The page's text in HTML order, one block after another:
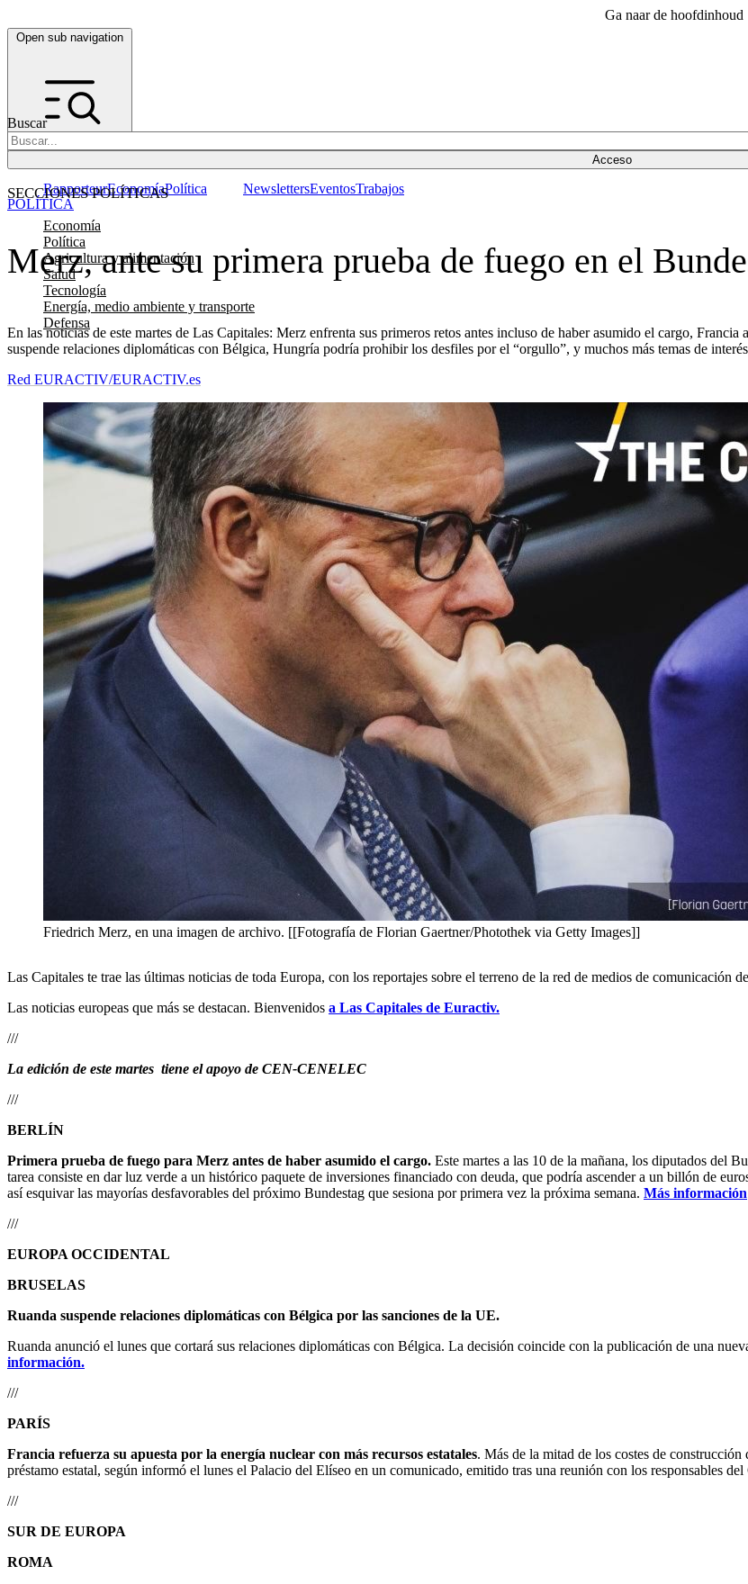
Ga naar de hoofdinhoud
Open sub navigation
Buscar
Acceso
SECCIONES POLÍTICAS
Economía
Política
Agricultura y alimentación
Salud
Tecnología
Energía, medio ambiente y transporte
Defensa
RapporteurEconomíaPolítica NewslettersEventosTrabajos
Merz, ante su primera prueba de fuego en el
En las noticias de este martes de Las Capitales: Merz enfrenta sus primeros retos antes incluso de haber asumido el cargo,
suspende relaciones diplomáticas con Bélgica, Hungría podría prohibir los desfiles por el “orgullo”, y muchos más temas de
POLÍTICA
Red EURACTIV/EURACTIV.es
Friedrich Merz, en una imagen de archivo. [[Fotografía de Florian Gaertner/Photothek via Getty Images]]
Las Capitales te trae las últimas noticias de toda Europa, con los reportajes sobre el terreno de la red de medios de comunicación
Las noticias europeas que más se destacan. Bienvenidos a Las Capitales de Euractiv.
///
La edición de este martes tiene el apoyo de CEN-CENELEC
///
BERLÍN
Primera prueba de fuego para Merz antes de haber asumido el cargo. Este martes a las 10 de la mañana, los diputados del
tarea consiste en dar luz verde a un histórico paquete de inversiones financiado con deuda, que podría ascender a un billón de
así esquivar las mayorías desfavorables del próximo Bundestag que sesiona por primera vez la próxima semana. Más información
///
EUROPA OCCIDENTAL
BRUSELAS
Ruanda suspende relaciones diplomáticas con Bélgica por las sanciones de la UE.
Ruanda anunció el lunes que cortará sus relaciones diplomáticas con Bélgica. La decisión coincide con la publicación de una
información.
///
PARÍS
Francia refuerza su apuesta por la energía nuclear con más recursos estatales. Más de la mitad de los costes de
préstamo estatal, según informó el lunes el Palacio del Elíseo en un comunicado, emitido tras una reunión con los responsables
///
SUR DE EUROPA
ROMA